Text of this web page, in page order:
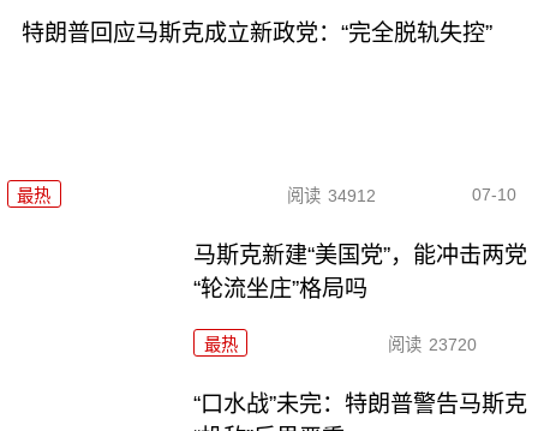
特朗普回应马斯克成立新政党：“完全脱轨失控”
最热 阅读 34912 07-10
马斯克新建“美国党”，能冲击两党
“轮流坐庄”格局吗
最热 阅读 23720
“口水战”未完：特朗普警告马斯克